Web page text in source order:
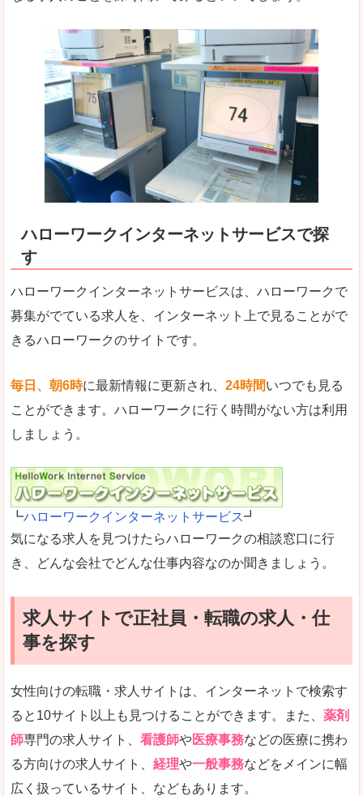
ハローワークインターネットサービスで探
す
ハローワークインターネットサービスは、ハローワークで
募集がでている求人を、インターネット上で見ることがで
きるハローワークのサイトです。
毎日、朝6時に最新情報に更新され、 24時間いつでも見る
ことができます。ハローワークに行く時間がない方は利用
しましょう。
┗ハローワークインターネットサービス┛
気になる求人を見つけたらハローワークの相談窓口に行
き、どんな会社でどんな仕事内容なのか聞きましょう。
求人サイトで正社員・転職の求人・仕
事を探す
女性向けの転職・求人サイトは、インターネットで検索す
ると10サイト以上も見つけることができます。また、 薬剤
師専門の求人サイト、 看護師や医療事務などの医療に携わ
る方向けの求人サイト、 経理や一般事務などをメインに幅
広く扱っているサイト、などもあります。